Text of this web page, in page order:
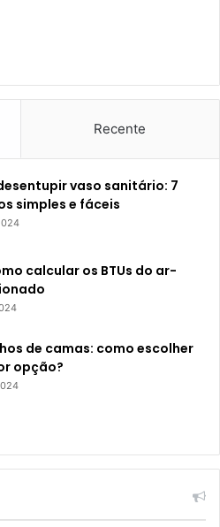
Recente
vaso sanitário: 7
simples e fáceis
calcular os BTUs do ar-
de camas: como escolher
opção?